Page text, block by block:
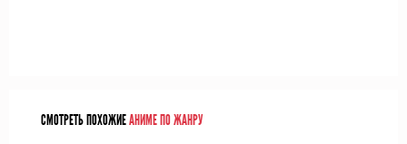
СМОТРЕТЬ ПОХОЖИЕАНИМЕ ПО ЖАНРУ